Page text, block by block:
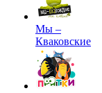
Мы –
Кваковские